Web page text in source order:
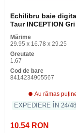
Echilibru baie
Taur INCEPTION
kg
Mărime
29.95 x 16.78 x 29.25
Greutate
1.67
Cod de bare
8414234905567
Au rămas
EXPEDIERE ÎN 24/
10.54 RON